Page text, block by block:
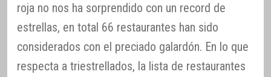
roja no nos ha sorprendido con un record de
estrellas, en total 66 restaurantes han sido
considerados con el preciado galardón. En lo que
respecta a triestrellados, la lista de restaurantes